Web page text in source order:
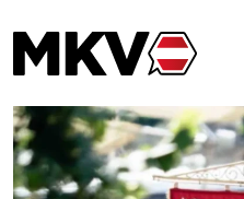
Zum Inhalt der Seite springen
Der MKV
Verbindungen